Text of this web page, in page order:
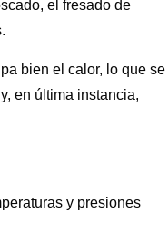
el fresado de
bien el calor, lo que se
en última instancia,
y presiones